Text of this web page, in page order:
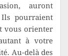
auront
Ils pourraient
vous orienter
à votre
Au-delà des